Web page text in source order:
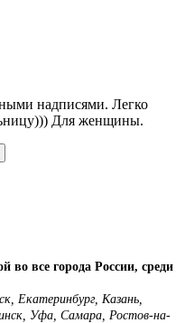
надписями. Легко
Для женщины.
во все города России, среди
Екатеринбург, Казань,
Уфа, Самара, Ростов-на-